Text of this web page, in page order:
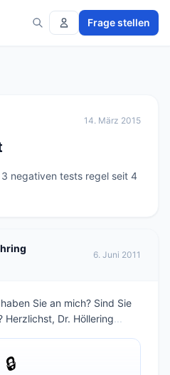
Frage stellen
14. März 2015
negativen tests regel seit 4
6. Juni 2011
Sie an mich? Sind Sie
Herzlichst, Dr. Höllering...
🔒